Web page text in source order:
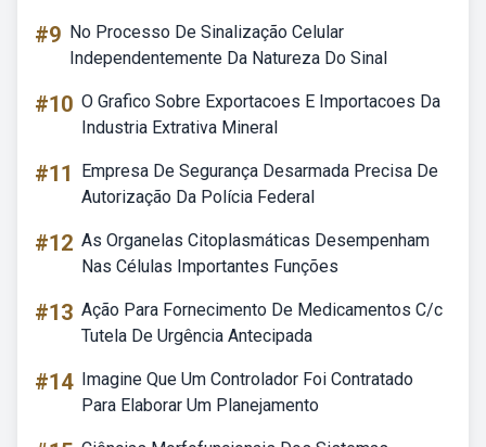
#9 No Processo De Sinalização Celular
Independentemente Da Natureza Do Sinal
#10 O Grafico Sobre Exportacoes E Importacoes Da
Industria Extrativa Mineral
#11
Empresa De Segurança Desarmada Precisa De
Autorização Da Polícia Federal
#12 As Organelas Citoplasmáticas Desempenham
Nas Células Importantes Funções
#13 Ação Para Fornecimento De Medicamentos C/c
Tutela De Urgência Antecipada
#14 Imagine Que Um Controlador Foi Contratado
Para Elaborar Um Planejamento